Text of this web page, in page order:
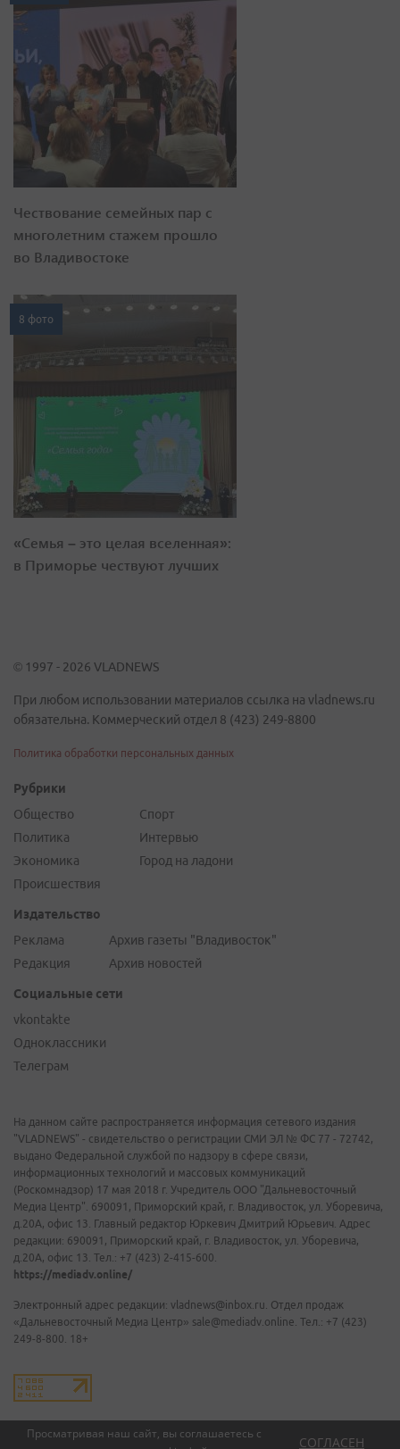
Просматривая наш сайт, вы соглашаетесь с
СОГЛАСЕН
Чествование семейных пар с
многолетним стажем прошло
во Владивостоке
8 фото
«Семья – это целая вселенная»:
в Приморье чествуют лучших
© 1997 - 2026 VLADNEWS
При любом использовании материалов ссылка на vladnews.ru
обязательна. Коммерческий отдел 8 (423) 249-8800
Политика обработки персональных данных
Рубрики
Общество
Политика
Экономика
Происшествия
Спорт
Интервью
Город на ладони
Издательство
Реклама
Редакция
Архив газеты "Владивосток"
Архив новостей
Социальные сети
vkontakte
Одноклассники
Телеграм
На данном сайте распространяется информация сетевого издания
"VLADNEWS" - свидетельство о регистрации СМИ ЭЛ № ФС 77 - 72742,
выдано Федеральной службой по надзору в сфере связи,
информационных технологий и массовых коммуникаций
(Роскомнадзор) 17 мая 2018 г. Учредитель ООО "Дальневосточный
Медиа Центр". 690091, Приморский край, г. Владивосток, ул. Уборевича,
д.20А, офис 13. Главный редактор Юркевич Дмитрий Юрьевич. Адрес
редакции: 690091, Приморский край, г. Владивосток, ул. Уборевича,
д.20А, офис 13. Тел.: +7 (423) 2-415-600.
https://mediadv.online/
Электронный адрес редакции: vladnews@inbox.ru. Отдел продаж
«Дальневосточный Медиа Центр» sale@mediadv.online. Тел.: +7 (423)
249-8-800. 18+